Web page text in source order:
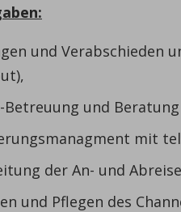
und Verabschieden
und
mit
der An- und
und Pflegen des